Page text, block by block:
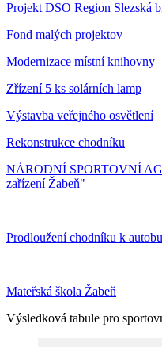
Projekt DSO Region Slezská
Fond malých projektov
Modernizace místní knihovny
Zřízení 5 ks solárních lamp
Výstavba veřejného osvětlení
Rekonstrukce chodníku
NÁRODNÍ SPORTOVNÍ
zařízení Žabeň"
Prodloužení chodníku k
Mateřská škola Žabeň
Výsledková tabule pro